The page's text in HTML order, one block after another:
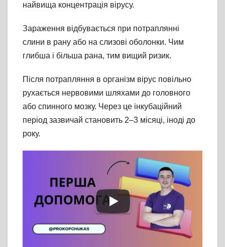
найвища концентрація вірусу.
Зараження відбувається при потраплянні
слини в рану або на слизові оболонки. Чим
глибша і більша рана, тим вищий ризик.
Після потрапляння в організм вірус повільно
рухається нервовими шляхами до головного
або спинного мозку. Через це інкубаційний
період зазвичай становить 2–3 місяці, іноді до
року.